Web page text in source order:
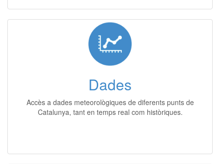
Dades
Accès a dades meteorològiques de diferents punts de
Catalunya, tant en temps real com històriques.